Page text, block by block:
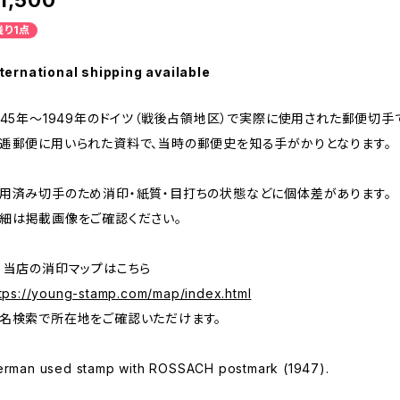
り1点
shipping available
年～1949年のドイツ（戦後占領地区）で実際に使用された郵便切手
郵便に用いられた資料で、当時の郵便史を知る手がかりとなります。
済み切手のため消印・紙質・目打ちの状態などに個体差があります。
は掲載画像をご確認ください。
店の消印マップはこちら
young-stamp.com/map/index.html
検索で所在地をご確認いただけます。
used stamp with ROSSACH postmark (1947).